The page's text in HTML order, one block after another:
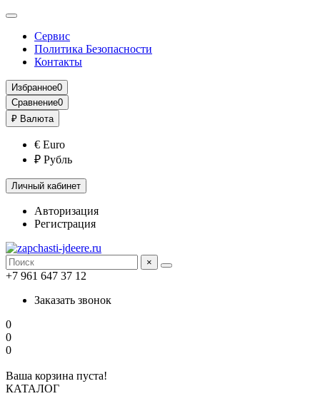
Сервис
Политика Безопасности
Контакты
Избранное0
Сравнение0
₽ Валюта
€ Euro
₽ Рубль
Личный кабинет
Авторизация
Регистрация
×
+7 961 647 37 12
Заказать звонок
0
0
0
Ваша корзина пуста!
КАТАЛОГ